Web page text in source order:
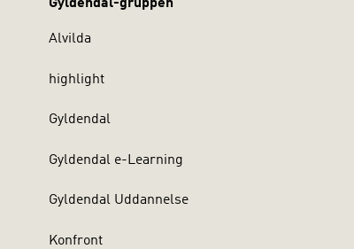
Gyldendal-gruppen
Alvilda
highlight
Gyldendal
Gyldendal e-Learning
Gyldendal Uddannelse
Konfront